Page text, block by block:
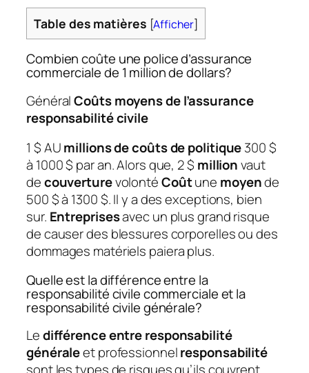
Table des matières [Afficher]
Combien coûte une police d’assurance
commerciale de 1 million de dollars?
GénéralCoûts moyens de l’assurance
responsabilité civile
1 $ AUmillions de coûts de politique300 $
à 1000 $ par an. Alors que, 2 $ millionvaut
decouverturevolontéCoûtune moyende
500 $ à 1300 $. Il y a des exceptions, bien
sur. Entreprisesavec un plus grand risque
de causer des blessures corporelles ou des
dommages matériels paiera plus.
Quelle est la différence entre la
responsabilité civile commerciale et la
responsabilité civile générale?
Ledifférence entre responsabilité
généraleet professionnelresponsabilité